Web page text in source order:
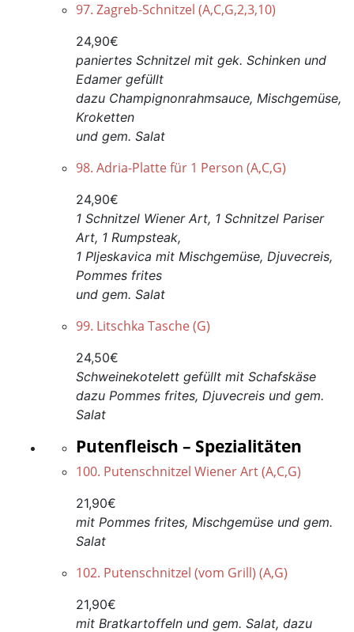
97. Zagreb-Schnitzel (A,C,G,2,3,10)
24,90€
paniertes Schnitzel mit gek. Schinken und
Edamer gefüllt
dazu Champignonrahmsauce, Mischgemüse,
Kroketten
und gem. Salat
98. Adria-Platte für 1 Person (A,C,G)
24,90€
1 Schnitzel Wiener Art, 1 Schnitzel Pariser
Art, 1 Rumpsteak,
1 Pljeskavica mit Mischgemüse, Djuvecreis,
Pommes frites
und gem. Salat
99. Litschka Tasche (G)
24,50€
Schweinekotelett gefüllt mit Schafskäse
dazu Pommes frites, Djuvecreis und gem.
Salat
Putenfleisch – Spezialitäten
100. Putenschnitzel Wiener Art (A,C,G)
21,90€
mit Pommes frites, Mischgemüse und gem.
Salat
102. Putenschnitzel (vom Grill) (A,G)
21,90€
mit Bratkartoffeln und gem. Salat, dazu